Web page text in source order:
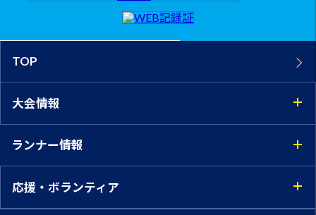
TOP
大会情報
ランナー情報
応援・ボランティア